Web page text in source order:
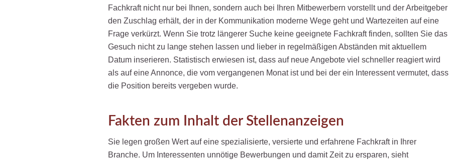
Fachkraft nicht nur bei Ihnen, sondern auch bei Ihren Mitbewerbern vorstellt und der Arbeitgeber
den Zuschlag erhält, der in der Kommunikation moderne Wege geht und Wartezeiten auf eine
Frage verkürzt. Wenn Sie trotz längerer Suche keine geeignete Fachkraft finden, sollten Sie das
Gesuch nicht zu lange stehen lassen und lieber in regelmäßigen Abständen mit aktuellem
Datum inserieren. Statistisch erwiesen ist, dass auf neue Angebote viel schneller reagiert wird
als auf eine Annonce, die vom vergangenen Monat ist und bei der ein Interessent vermutet, dass
die Position bereits vergeben wurde.
Fakten zum Inhalt der Stellenanzeigen
Sie legen großen Wert auf eine spezialisierte, versierte und erfahrene Fachkraft in Ihrer
Branche. Um Interessenten unnötige Bewerbungen und damit Zeit zu ersparen, sieht